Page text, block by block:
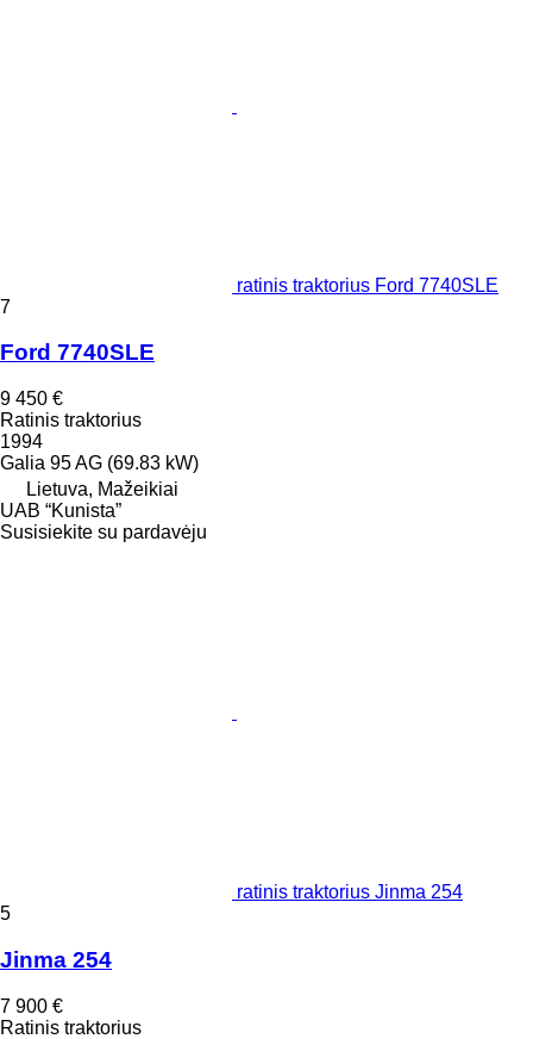
ratinis traktorius Ford 7740SLE
7
Ford 7740SLE
9 450 €
Ratinis traktorius
1994
Galia 95 AG (69.83 kW)
Lietuva, Mažeikiai
UAB “Kunista”
Susisiekite su pardavėju
ratinis traktorius Jinma 254
5
Jinma 254
7 900 €
Ratinis traktorius